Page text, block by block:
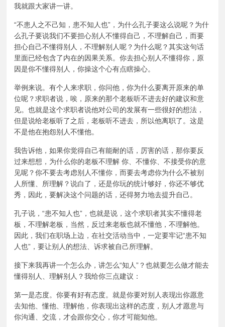
我就跟大家讲一讲。
“不患人之不己知，患不知人也”，为什么孔子要这么说呢？为什
么孔子要说我们不要担心别人不懂得自己，不理解自己，而要
担心自己不懂得别人，不理解别人呢？为什么呢？其实这句话
里面已经包含了内在的因果关系。你去担心别人不懂得你，原
因是你不懂得别人，你操这个心有点瞎操心。
举例来说。有个人来求职，你问他，你为什么要离开原来的单
位呢？求职者说，唉，原来的那个老板听不进去好的建议和意
见。也就是这个求职者说他对公司的发展有一些很好的想法，
但是说给老板听了之后，老板听不进去，所以他离职了。这是
不是他在抱怨别人不懂他。
我告诉他，如果你觉得自己有能耐的话，厉害的话，那你要反
过来想想，为什么你的老板不理解 你、不懂你、不接受你的意
见呢？你不要去考虑别人不懂你，而要去考虑你为什么不被别
人所懂、所理解？说白了，还是你玩的统计够好，你还不够优
秀，因此，要解决这个问题的话，还得努力地去提升自己。
孔子说，“患不知人也”，也就是说，这个求职者其实不懂得老
板，不理解老板，当然，反过来老板也就不懂他，不理解他。
因此，我们在职场上边，在社交活动当中，一定要牢记“患不知
人也”，要让别人的想法、诉求被自己所理解。
接下来我再讲一个怎么办，讲怎么“知人”？也就要怎么做才能去
懂得别人、理解别人？我给你三点建议：
第一是态度。你要有好有态度。就是你要对别人表现出你愿意
去知他、懂他、理解他，你表现出这样的态度，别人才愿意与
你沟通、交流，才会跟你交心，你才可能知他。